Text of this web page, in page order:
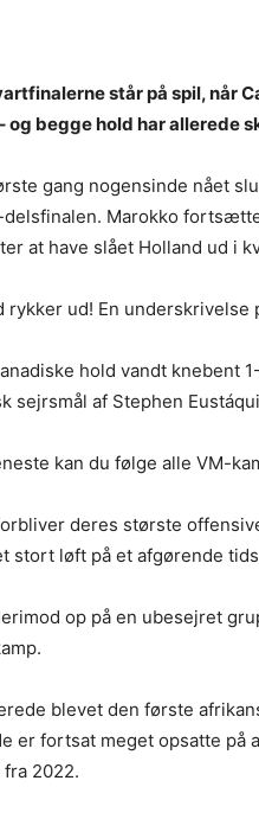
står på spil, når
og begge hold har allerede
gang nogensinde nået
Marokko
at have slået Holland ud i
rykker ud! En
hold vandt knebent
sejrsmål af Stephen
kan du følge alle VM-
deres største
stort løft på et afgørende
op på en ubesejret
blevet den første
er fortsat meget opsatte på
2022.